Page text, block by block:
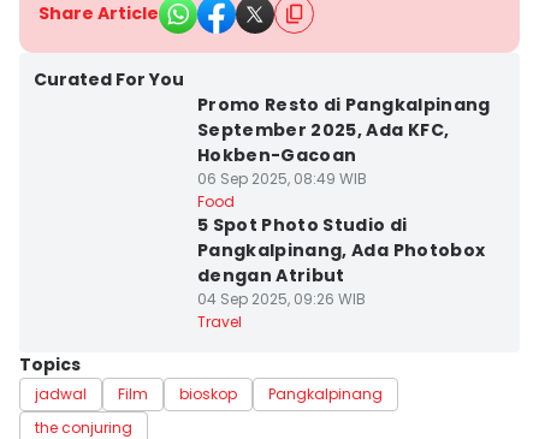
Share Article
Curated For You
Promo Resto di Pangkalpinang
September 2025, Ada KFC,
Hokben-Gacoan
06 Sep 2025, 08:49 WIB
Food
5 Spot Photo Studio di
Pangkalpinang, Ada Photobox
dengan Atribut
04 Sep 2025, 09:26 WIB
Travel
Topics
jadwal Film bioskop
Pangkalpinang
the conjuring